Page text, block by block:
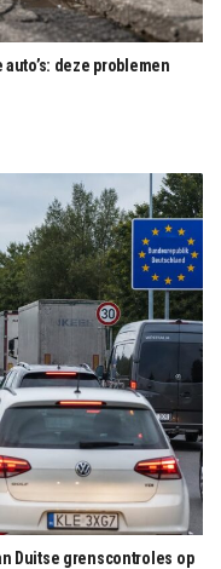
deze problemen
Duitse grenscontroles op